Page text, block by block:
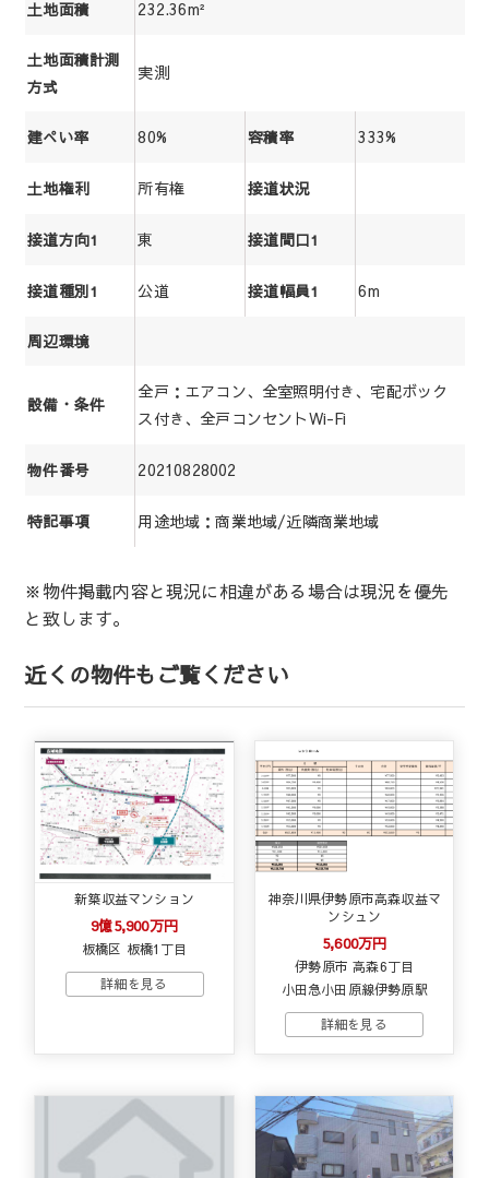
土地面積 232.36m²
土地面積計測
方式
実測
建ぺい率 80% 容積率 333%
土地権利 所有権 接道状況
接道方向1 東 接道間口1
接道種別1 公道 接道幅員1 6m
周辺環境
設備・条件
全戸：エアコン、全室照明付き、宅配ボック
ス付き、全戸コンセントWi-Fi
物件番号 20210828002
特記事項 用途地域：商業地域/近隣商業地域
※物件掲載内容と現況に相違がある場合は現況を優先
と致します。
近くの物件もご覧ください
新築収益マンション
9億5,900万円
板橋区 板橋1丁目
神奈川県伊勢原市高森収益マ
ンシュン
5,600万円
伊勢原市 高森6丁目
小田急小田原線伊勢原駅